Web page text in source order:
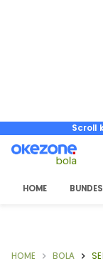
Scroll
HOME
HOME BOLA